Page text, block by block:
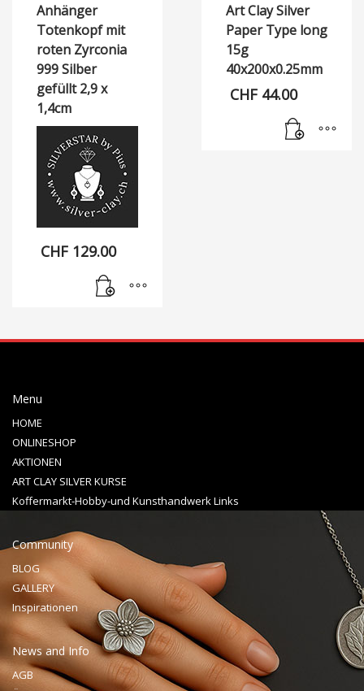
Anhänger
Totenkopf mit
roten Zyrconia
999 Silber
gefüllt 2,9 x
1,4cm
CHF 129.00
Art Clay Silver
Paper Type long
15g
40x200x0.25mm
CHF44.00
Menu
HOME
ONLINESHOP
AKTIONEN
ART CLAY SILVER KURSE
Koffermarkt-Hobby-und Kunsthandwerk Links
Community
BLOG
GALLERY
Inspirationen
News and Info
AGB